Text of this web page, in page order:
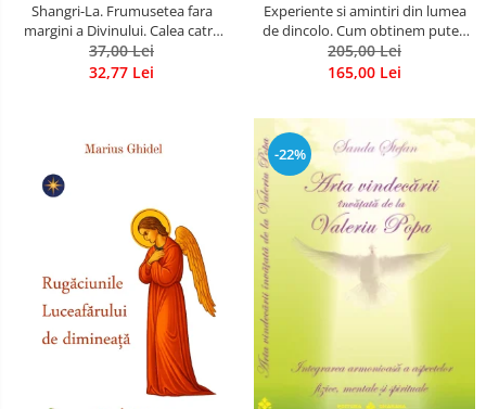
Shangri-La. Frumusetea fara
margini a Divinului. Calea catre
fericire
37,00 Lei
32,77 Lei
Experiente si amintiri din lumea
de dincolo. Cum obtinem puteri
extrasenzoriale - cu exercitii
205,00 Lei
165,00 Lei
-22%